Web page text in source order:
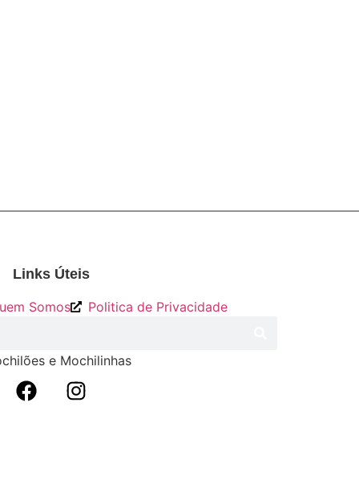
Links Úteis
Somos Politica de Privacidade